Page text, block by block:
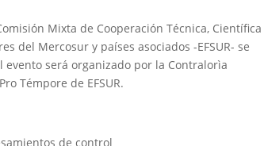
Mixta de Cooperación Técnica, Científica
del Mercosur y países asociados -EFSUR- se
será organizado por la Contralorìa
Témpore de EFSUR.
de control